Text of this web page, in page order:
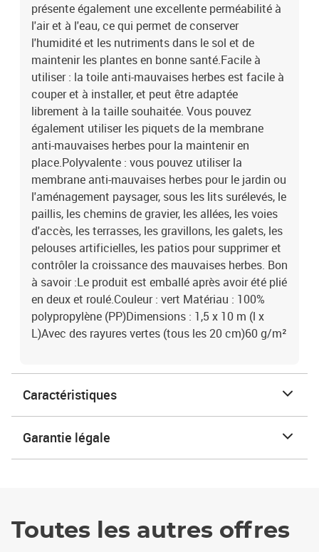
présente également une excellente perméabilité à
l'air et à l'eau, ce qui permet de conserver
l'humidité et les nutriments dans le sol et de
maintenir les plantes en bonne santé.Facile à
utiliser : la toile anti-mauvaises herbes est facile à
couper et à installer, et peut être adaptée
librement à la taille souhaitée. Vous pouvez
également utiliser les piquets de la membrane
anti-mauvaises herbes pour la maintenir en
place.Polyvalente : vous pouvez utiliser la
membrane anti-mauvaises herbes pour le jardin ou
l'aménagement paysager, sous les lits surélevés, le
paillis, les chemins de gravier, les allées, les voies
d'accès, les terrasses, les gravillons, les galets, les
pelouses artificielles, les patios pour supprimer et
contrôler la croissance des mauvaises herbes. Bon
à savoir :Le produit est emballé après avoir été plié
en deux et roulé.Couleur : vert Matériau : 100%
polypropylène (PP)Dimensions : 1,5 x 10 m (l x
L)Avec des rayures vertes (tous les 20 cm)60 g/m²
Caractéristiques
Garantie légale
Toutes les autres offres